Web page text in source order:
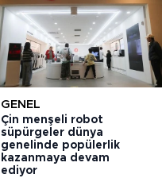
GENEL
Çin menşeli robot
süpürgeler dünya
genelinde popülerlik
kazanmaya devam
ediyor